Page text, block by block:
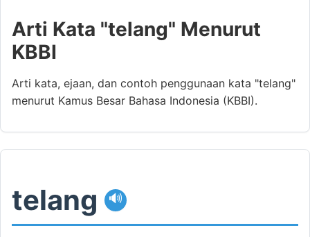
Arti Kata "telang" Menurut
KBBI
Arti kata, ejaan, dan contoh penggunaan kata "telang"
menurut Kamus Besar Bahasa Indonesia (KBBI).
telang 🔊